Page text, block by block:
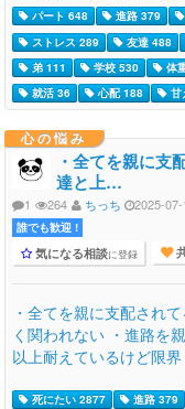
パート 648
進路 379
ストレス 289
友達 488
弟 111
学校 530 体
就活 36
心配 188 甘
心の悩み
・全てを親に支
達と上…
1 264 ちっち 2025-
誰でも歓迎 !
気になる相談に登録
・全てを親に支配され
く関われない ・進路を
以上耐えているけど限
死にたい 2877 進路 379